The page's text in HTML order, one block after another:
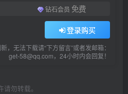
钻石会员 免费
登录购买
，无法下载请“下方留言”或者发邮箱：
get-58@qq.com，24小时内会回复！
勿转载。